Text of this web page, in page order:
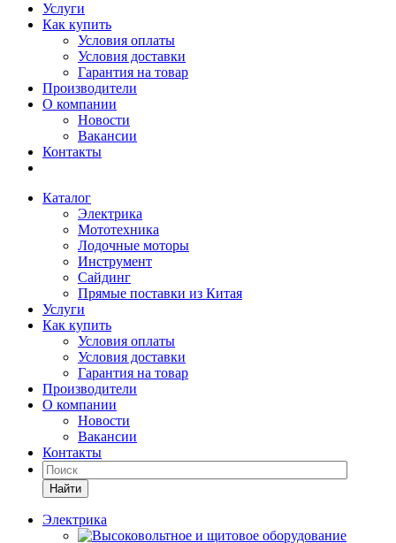
Услуги
Как купить
Условия оплаты
Условия доставки
Гарантия на товар
Производители
О компании
Новости
Вакансии
Контакты
Каталог
Электрика
Мототехника
Лодочные моторы
Инструмент
Сайдинг
Прямые поставки из Китая
Услуги
Как купить
Условия оплаты
Условия доставки
Гарантия на товар
Производители
О компании
Новости
Вакансии
Контакты
Найти
Электрика